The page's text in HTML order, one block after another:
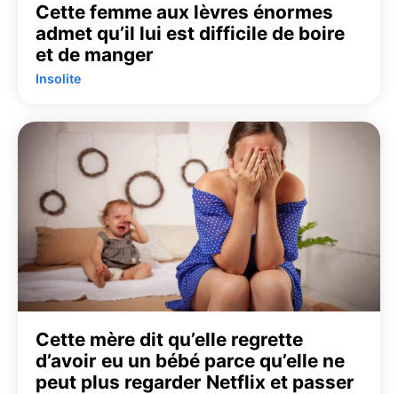
Cette femme aux lèvres énormes
admet qu’il lui est difficile de boire
et de manger
Insolite
Cette mère dit qu’elle regrette
d’avoir eu un bébé parce qu’elle ne
peut plus regarder Netflix et passer